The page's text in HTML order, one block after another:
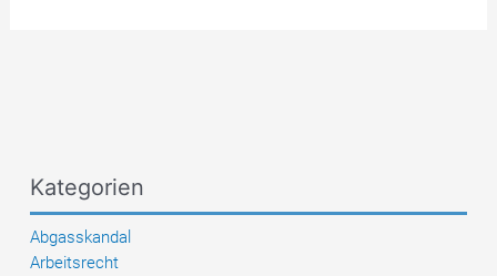
einem
über
Nacht
abgestellten
Kategorien
Abgasskandal
Arbeitsrecht